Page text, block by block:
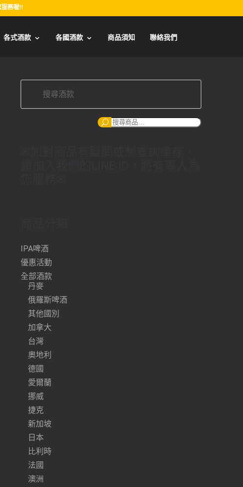
服務喔!!
各式酒款 各國酒款 商品須知 聯絡我們
搜
IPA啤酒
優惠活動
全部酒款
丹麥
俄羅斯啤酒
其他國別
加拿大
台灣
奧地利
德國
愛爾蘭
挪威
捷克
新加坡
日本
比利時
法國
澳洲